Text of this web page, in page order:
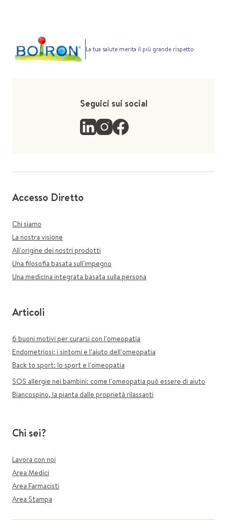
La tua salute merita il più grande rispetto
Seguici sui social
Accesso Diretto
Chi siamo
La nostra visione
All'origine dei nostri prodotti
Una filosofia basata sull'impegno
Una medicina integrata basata sulla persona
Articoli
6 buoni motivi per curarsi con l'omeopatia
Endometriosi: i sintomi e l'aiuto dell'omeopatia
Back to sport: lo sport e l'omeopatia
SOS allergie nei bambini: come l'omeopatia può essere di aiuto
Biancospino, la pianta dalle proprietà rilassanti
Chi sei?
Lavora con noi
Area Medici
Area Farmacisti
Area Stampa